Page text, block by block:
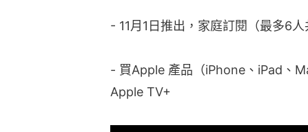
- 11月1日推出，家庭訂閱（最多6
- 買Apple 產品（iPhone、iPad、
Apple TV+